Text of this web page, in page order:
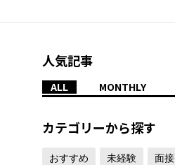
人気記事
ALL MONTHLY
カテゴリーから探す
おすすめ 未経験 面接